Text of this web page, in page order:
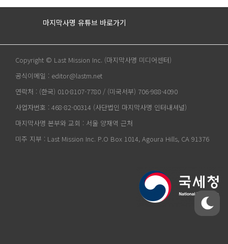
마지막사명 유튜브 바로가기
Copyright © Last Mission Inc. (마지막사명 미디어센터)
공식이메일 : editor@lastm.net
연락처 : (한국) 010-8107-7780 / (미국서부) 706-988-4090
사업자번호 : 468-82-00314 (사단법인 마지막사명 인터내셔널)
마지막사명 본부와 교회 : 서울 양재역 근처
미주 지부 : Last Mission Inc. P.O Box 1014, Agoura Hills, CA 91376